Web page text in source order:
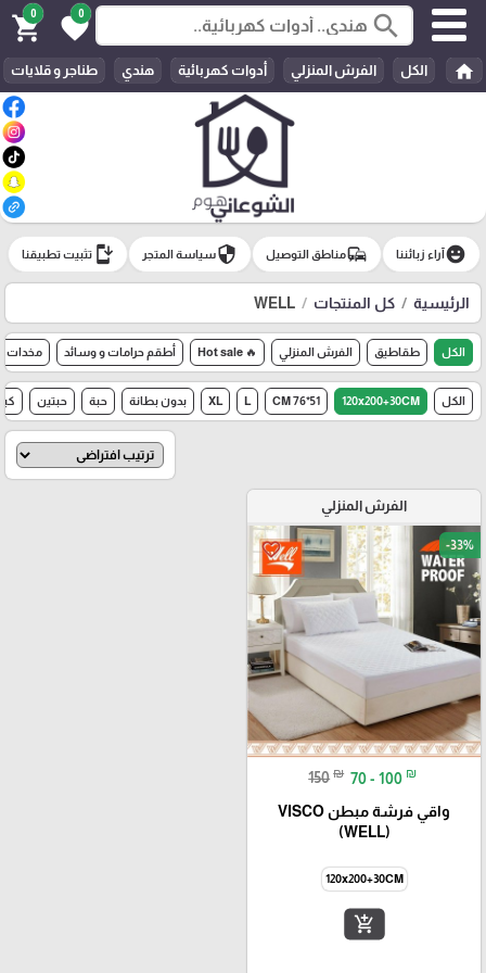
search
0
favorite
0
shopping_cart
home الكل الفرش المنزلي أدوات كهربائية هندي طناجر و قلايات
emoji_emotionsآراء زبائننا commuteمناطق التوصيل securityسياسة المتجر install_mobile تثبيت تطبيقنا
الرئيسية كل المنتجات WELL
الكل طقاطيق الفرش المنزلي 🔥 Hot sale أطقم حرامات و وسائد مخدات
الكل 120x200+30CM
51*76 CM
L
XL بدون بطانة حبة حبتين
الفرش المنزلي
favorite_border -33%
150 ₪ 70 - 100 ₪
واقي فرشة مبطن VISCO
(WELL)
120x200+30CM
add_shopping_cart